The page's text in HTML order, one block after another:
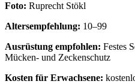
Foto: Ruprecht Stökl
Altersempfehlung: 10–99
Ausrüstung empfohlen: Festes
Mücken- und Zeckenschutz
Kosten für Erwachsene: